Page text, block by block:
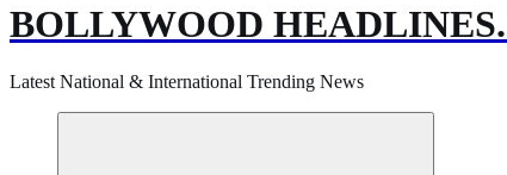
BOLLYWOOD
Latest National & International Trending News